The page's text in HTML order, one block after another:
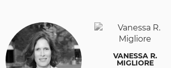
VANESSA R.
MIGLIORE